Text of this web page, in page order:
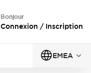
Bonjour
Connexion / Inscription
EMEA